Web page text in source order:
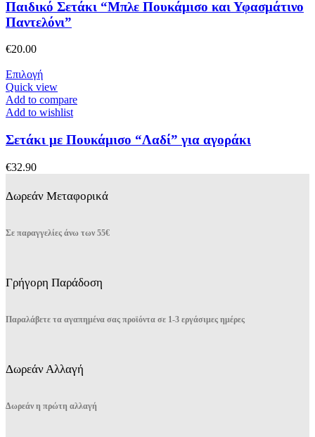
παραλλαγές.
Οι
επιλογές
στη
σελίδα
του
προϊόντος
Παιδικό Σετάκι “Μπλε Πουκάμισο και Υφασμάτινο
Παντελόνι”
€20.00
ΕπιλογήΑυτό
το
προϊόν
έχει
παραλλαγές.
Οι
επιλεγούν
σελίδα
του
Quick view
Add to compare
Add to wishlist
Σετάκι με Πουκάμισο “Λαδί” για αγοράκι
€32.90
Δωρεάν Μεταφορικά
Σε παραγγελίες άνω των 55€
Γρήγορη Παράδοση
Παραλάβετε τα αγαπημένα σας προϊόντα σε 1-3 εργάσιμες ημέρες
Δωρεάν Αλλαγή
Δωρεάν η πρώτη αλλαγή